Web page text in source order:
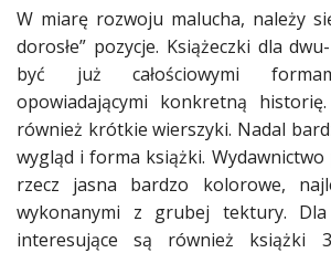
W miarę rozwoju malucha, należy
dorosłe” pozycje. Książeczki dla
być już całościowymi
opowiadającymi konkretną
również krótkie wierszyki. Nadal
wygląd i forma książki.
rzecz jasna bardzo kolorowe,
wykonanymi z grubej tektury. Dla
interesujące są również książki